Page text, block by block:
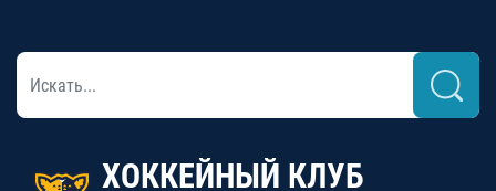
ХОККЕЙНЫЙ КЛУБ